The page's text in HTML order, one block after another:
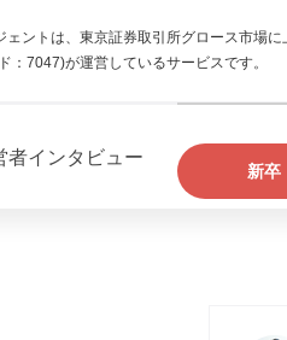
ェントは、東京証券取引所グロース市場に
：7047)が運営しているサービスです。
者インタビュー
新卒